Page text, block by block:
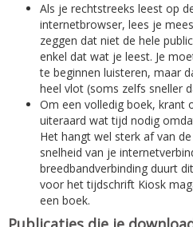
Als je rechtstreeks leest op
internetbrowser, lees je
zeggen dat niet de hele
enkel dat wat je leest. Je
te beginnen luisteren, maar
heel vlot (soms zelfs sneller
Om een volledig boek, krant
uiteraard wat tijd nodig
Het hangt wel sterk af van
snelheid van je
breedbandverbinding duurt
voor het tijdschrift Kiosk
een boek.